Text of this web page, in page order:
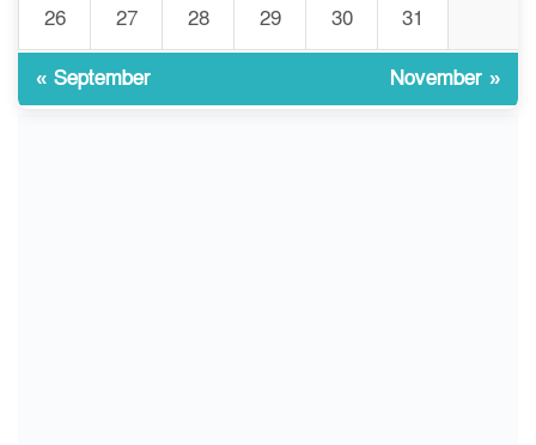
৯
বিশ্ববিদ্যালয় কি প্রস্তুত?
26 27 28 29 30 31
« September November »